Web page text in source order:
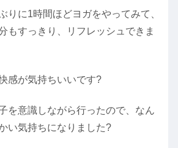
りに1時間ほどヨガをやってみて、
もすっきり、リフレッシュできま
感が気持ちいいです?
を意識しながら行ったので、なん
い気持ちになりました?